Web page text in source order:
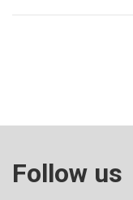
Follow us